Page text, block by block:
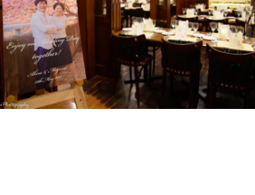
PHOTO SALON PRODUCTS
WEDDING WEDDING DAY